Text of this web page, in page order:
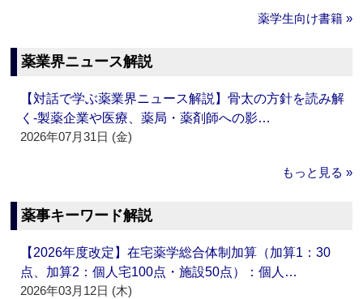
薬学生向け書籍 »
薬業界ニュース解説
【対話で学ぶ薬業界ニュース解説】骨太の方針を読み解
く‐製薬企業や医療、薬局・薬剤師への影…
2026年07月31日 (金)
もっと見る »
薬事キーワード解説
【2026年度改定】在宅薬学総合体制加算（加算1：30
点、加算2：個人宅100点・施設50点）：個人…
2026年03月12日 (木)